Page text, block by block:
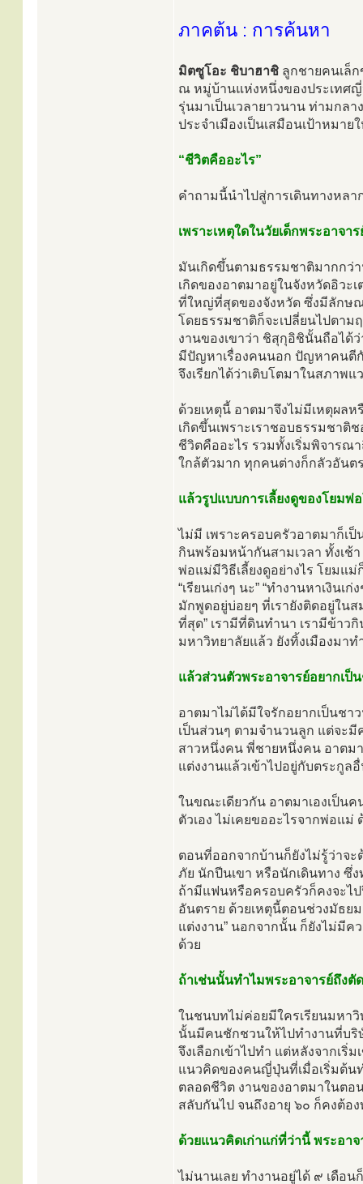
ภาคต้น : การค้นหา
มิตซูโอะ ชิบาฮาชิ ลูกชายคนเล็
ณ หมู่บ้านแห่งหนึ่งของประเทศญี่
รุ่นมาเป็นเวลายาวนาน ท่ามกล
ประจำเมืองเป็นเสมือนเป้าหมา
“ชีวิตคืออะไร”
คำถามนี้นำไปสู่การเดินทางหล
เพราะเหตุใดในวัยเด็กพระอาจา
มันเกิดขึ้นตามธรรมชาติมากกว่
เกิดของอาตมาอยู่ในจังหวัดอิวะ
ที่ใหญ่ที่สุดของจังหวัด ซึ่งมีลักษ
โดยธรรมชาติก็จะเปลี่ยนไปตาม
งานของเขาว่า ชิสุกุอิชินั้นถือได้
มีปัญหาเรื่องคนนอก ปัญหาคนตีกั
จึงเรียกได้ว่าเติบโตมาในสภาพ
ด้วยเหตุนี้ อาตมาจึงไม่มีเหตุผล
เกิดขึ้นเพราะเราชอบธรรมชาติ
ชีวิตคืออะไร รวมทั้งเริ่มพิจารณ
ใกล้ตัวมาก ทุกคนต่างก็กลัวอันต
แล้วรูปแบบการเลี้ยงดูของโยม
ไม่มี เพราะครอบครัวอาตมาก็เ
กินพร้อมหน้ากันสามเวลา ทั้งเช้
พ่อแม่มีวิธีเลี้ยงดูอย่างไร โยมแม่
“เรียนเก่งๆ นะ” “ทำงานหาเงิ
มักพูดอยู่บ่อยๆ ที่เรายังติดอยู่ใน
ที่สุด” เรามีที่ดินทำนา เรามีข้าว
มหาวิทยาลัยแล้ว ยังทิ้งเมืองมา
แล้วส่วนตัวพระอาจารย์อยากเป็
อาตมาไม่ได้มีใจรักอยากเป็นช
เป็นส่วนๆ ตามจำนวนลูก แต่จะ
สาวหนึ่งคน พี่ชายหนึ่งคน อาตม
แต่งงานแล้วเข้าไปอยู่กับตระกู
ในขณะเดียวกัน อาตมาเองเป็น
ตัวเอง ไม่เคยขออะไรจากพ่อแ
ตอนที่ออกจากบ้านก็ยังไม่รู้ว่าจะ
ภัย นักปีนเขา หรือนักเดินทาง ซึ่
ถ้ามีแฟนหรือครอบครัวก็คงจะไ
อันตราย ด้วยเหตุนี้ตอนช่วงมัธยม
แต่งงาน” นอกจากนั้น ก็ยังไม่มีค
ด้วย
ถ้าเช่นนั้นทำไมพระอาจารย์ถึงตั
ในชนบทไม่ค่อยมีใครเรียนมหาวิ
นั้นมีคนชักชวนให้ไปทำงานที่บริ
จึงเลือกเข้าไปทำ แต่หลังจากเริ่
แนวคิดของคนญี่ปุ่นที่เมื่อเริ่มต้น
ตลอดชีวิต งานของอาตมาในตอ
สลับกันไป จนถึงอายุ ๖๐ ก็คงต้อง
ด้วยแนวคิดเก่าแก่ที่ว่านี้ พระอา
ไม่นานเลย ทำงานอยู่ได้ ๙ เดือ